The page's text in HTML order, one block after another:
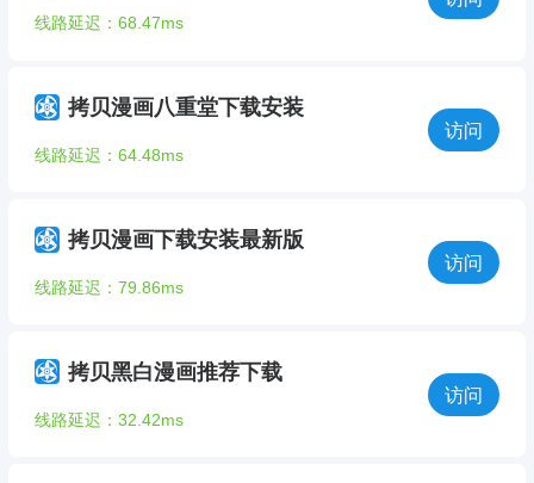
线路延迟：68.47ms
拷贝漫画八重堂下载安装
线路延迟：64.48ms
访问
拷贝漫画下载安装最新版
线路延迟：79.86ms
访问
拷贝黑白漫画推荐下载
线路延迟：32.42ms
访问